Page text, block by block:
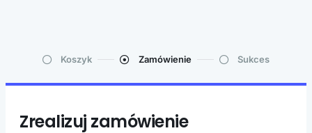
Koszyk Zamówienie Sukces
Zrealizuj zamówienie